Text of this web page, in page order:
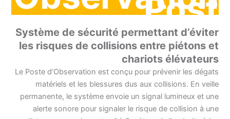
Post
Système de sécurité permettant d’éviter
les risques de collisions entre piétons et
chariots élévateurs
Le Poste d’Observation est conçu pour prévenir les dégats
matériels et les blessures dus aux collisions. En veille
permanente, le système envoie un signal lumineux et une
alerte sonore pour signaler le risque de collision à une